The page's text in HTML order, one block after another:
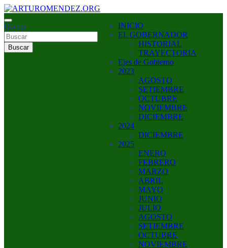
Saltar
al
contenido
ARTUROMENDEZ.ORG
ARTURO MENDEZ GOBERNADOR 2023
Buscar
Buscar
INICIO
EL GOBERNADOR
HISTORIAL
TRAYECTORIA
Ejes de Gobierno
2023
AGOSTO
SETIEMBRE
OCTUBRE
NOVIEMBRE
DICIEMBRE
2024
DICIEMBRE
2025
ENERO
FEBRERO
MARZO
ABRIL
MAYO
JUNIO
JULIO
AGOSTO
SETIEMBRE
OCTUBRE
NOVIEMBRE